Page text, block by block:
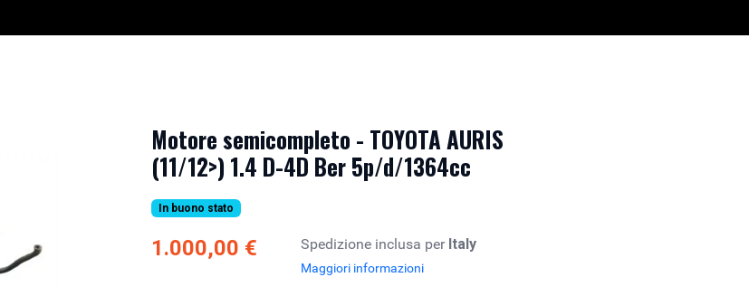
Motore semicompleto - TOYOTA AURIS
(11/12>) 1.4 D-4D Ber 5p/d/1364cc
In buono stato
1.000,00 € Spedizione inclusa per Italy
Maggiori informazioni